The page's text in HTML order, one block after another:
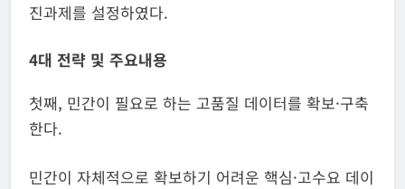
진과제를 설정하였다.
4대 전략 및 주요내용
첫째, 민간이 필요로 하는 고품질 데이터를 확보·구축
한다.
민간이 자체적으로 확보하기 어려운 핵심·고수요 데이